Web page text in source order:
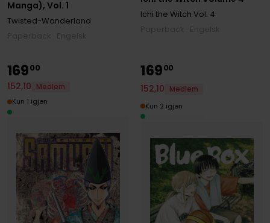
Manga), Vol. 1
Twisted-Wonderland
Ichi the Witch Vol. 4
16900
152,10
Medlem
Kun 1 igjen
16900
152,10
Medlem
Kun 2 igjen